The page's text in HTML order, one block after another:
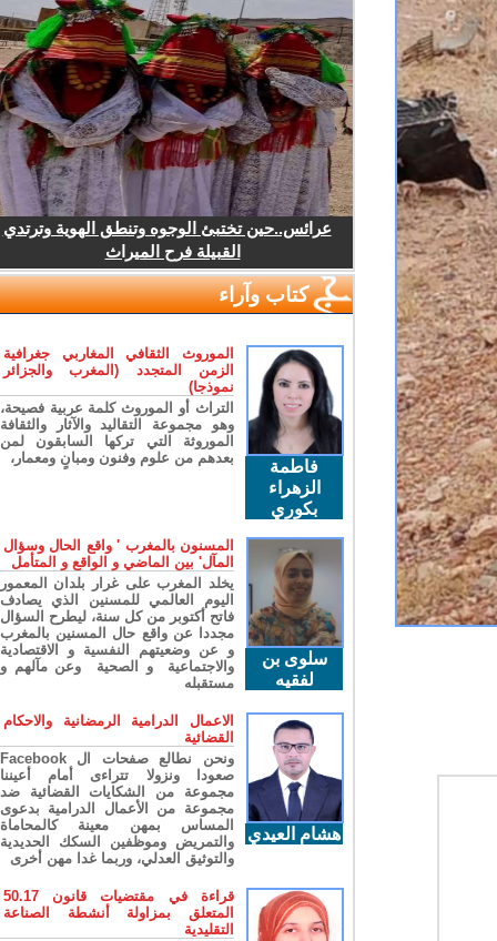
عرائس..حين تختبئ الوجوه وتنطق الهوية وترتدي
القبيلة فرح الميراث
كتاب وآراء
فاطمة
الزهراء
بكوري
الموروث الثقافي المغاربي جغرافية
الزمن المتجدد (المغرب والجزائر
نموذجا)
التراث أو الموروث كلمة عربية فصيحة،
وهو مجموعة التقاليد والآثار والثقافة
الموروثة التي تركها السابقون لمن
بعدهم من علوم وفنون ومبانٍ ومعمار،
سلوى بن
لفقيه
المسنون بالمغرب ' واقع الحال وسؤال
المآل' بين الماضي و الواقع و المتأمل
يخلد المغرب على غرار بلدان المعمور
اليوم العالمي للمسنين الذي يصادف
فاتح أكتوبر من كل سنة، ليطرح السؤال
مجددا عن واقع حال المسنين بالمغرب
و عن وضعيتهم النفسية و الاقتصادية
والاجتماعية و الصحية وعن مآلهم و
مستقبله
هشام العيدي
الاعمال الدرامية الرمضانية والاحكام
القضائية
ونحن نطالع صفحات ال Facebook
صعودا ونزولا تتراءى أمام أعيننا
مجموعة من الشكايات القضائية ضد
مجموعة من الأعمال الدرامية بدعوى
المساس بمهن معينة كالمحاماة
والتمريض وموظفين السكك الحديدية
والتوثيق العدلي، وربما غدا مهن أخرى
قراءة في مقتضيات قانون 50.17
المتعلق بمزاولة أنشطة الصناعة
التقليدية